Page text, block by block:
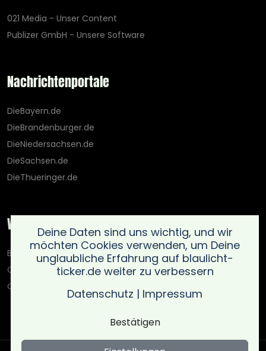
021 Media - Unser Content
Publizer GmbH - Unsere Software
Nachrichtenportale
DieBayern.de
DieBrandenburger.de
DieNiedersachsen.de
DieSachsen.de
DieThueringer.de
Weitere Portale
Blaulicht-Ticker.de
Oberlausitz.holiday
OnlinedatingKompass.de
Deine Daten sind uns wichtig, und wir
möchten Cookies verwenden, um Deine
unglaubliche Erfahrung auf blaulicht-
ticker.de weiter zu verbessern
Datenschutz | Impressum
Bestätigen